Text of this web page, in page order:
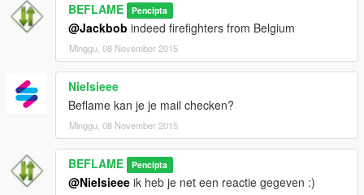
--------------------
Model Credits
--------------------
- Brandweerwagen en brandweerman + helm (Rockstar
Games)
--------------------
--------------------
- Belgian Firetruck and Firefighter Skins (Beflame)
BEFLAME Pencipta
@Jackbob indeed firefighters from Belgium
Minggu, 08 November 2015
Nielsieee
Beflame kan je je mail checken?
Minggu, 08 November 2015
BEFLAME Pencipta
@Nielsieee ik heb je net een reactie gegeven :)